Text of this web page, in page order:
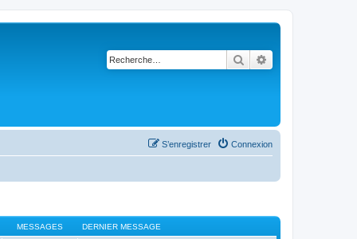
Rechercher
Connexion
S’enregistrer
MESSAGES DERNIER MESSAGE